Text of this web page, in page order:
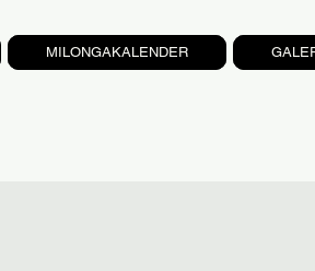
MILONGAKALENDER